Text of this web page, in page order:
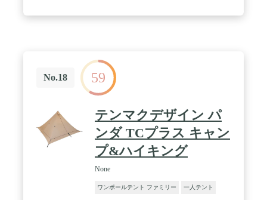
No.18 59
テンマクデザイン パ
ンダ TCプラス キャン
プ&ハイキング
None
ワンポールテント ファミリー 一人テント